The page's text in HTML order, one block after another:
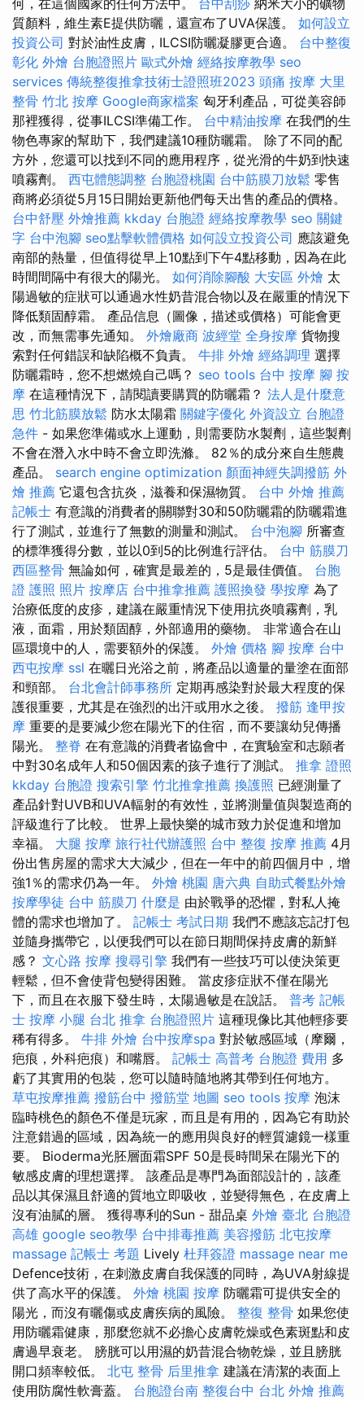
何，在這個國家的任何方法中。 台中刮痧 納米大小的礦物
質顏料，維生素E提供防曬，還宣布了UVA保護。 如何設立
投資公司 對於油性皮膚，ILCSI防曬凝膠更合適。 台中整復
彰化 外燴 台胞證照片 歐式外燴 經絡按摩教學 seo
services 傳統整復推拿技術士證照班2023 頭痛 按摩 大里
整骨 竹北 按摩 Google商家檔案 匈牙利產品，可從美容師
那裡獲得，從事ILCSI準備工作。 台中精油按摩 在我們的生
物色專家的幫助下，我們建議10種防曬霜。 除了不同的配
方外，您還可以找到不同的應用程序，從光滑的牛奶到快速
噴霧劑。 西屯體態調整 台胞證桃園 台中筋膜刀放鬆 零售
商將必須從5月15日開始更新他們每天出售的產品的價格。
台中舒壓 外燴推薦 kkday 台胞證 經絡按摩教學 seo 關鍵
字 台中泡腳 seo點擊軟體價格 如何設立投資公司 應該避免
南部的熱量，但值得從早上10點到下午4點移動，因為在此
時間間隔中有很大的陽光。 如何消除腳酸 大安區 外燴 太
陽過敏的症狀可以通過水性奶昔混合物以及在嚴重的情況下
降低類固醇霜。 產品信息（圖像，描述或價格）可能會更
改，而無需事先通知。 外燴廠商 波經堂 全身按摩 貨物搜
索對任何錯誤和缺陷概不負責。 牛排 外燴 經絡調理 選擇
防曬霜時，您不想燃燒自己嗎？ seo tools 台中 按摩 腳 按
摩 在這種情況下，請閱讀要購買的防曬霜？ 法人是什麼意
思 竹北筋膜放鬆 防水太陽霜 關鍵字優化 外資設立 台胞證
急件 - 如果您準備或水上運動，則需要防水製劑，這些製劑
不會在潛入水中時不會立即洗滌。 82％的成分來自生態農
產品。 search engine optimization 顏面神經失調撥筋 外
燴 推薦 它還包含抗炎，滋養和保濕物質。 台中 外燴 推薦
記帳士 有意識的消費者的關聯對30和50防曬霜的防曬霜進
行了測試，並進行了無數的測量和測試。 台中泡腳 所審查
的標準獲得分數，並以0到5的比例進行評估。 台中 筋膜刀
西區整骨 無論如何，確實是最差的，5是最佳價值。 台胞
證 護照 照片 按摩店 台中推拿推薦 護照換發 學按摩 為了
治療低度的皮疹，建議在嚴重情況下使用抗炎噴霧劑，乳
液，面霜，用於類固醇，外部適用的藥物。 非常適合在山
區環境中的人，需要額外的保護。 外燴 價格 腳 按摩 台中
西屯按摩 ssl 在曬日光浴之前，將產品以適量的量塗在面部
和頸部。 台北會計師事務所 定期再感染對於最大程度的保
護很重要，尤其是在強烈的出汗或用水之後。 撥筋 逢甲按
摩 重要的是要減少您在陽光下的住宿，而不要讓幼兒傳播
陽光。 整脊 在有意識的消費者協會中，在實驗室和志願者
中對30名成年人和50個因素的孩子進行了測試。 推拿 證照
kkday 台胞證 搜索引擎 竹北推拿推薦 換護照 已經測量了
產品針對UVB和UVA輻射的有效性，並將測量值與製造商的
評級進行了比較。 世界上最快樂的城市致力於促進和增加
幸福。 大腿 按摩 旅行社代辦護照 台中 整復 按摩 推薦 4月
份出售房屋的需求大大減少，但在一年中的前四個月中，增
強1％的需求仍為一年。 外燴 桃園 唐六典 自助式餐點外燴
按摩學徒 台中 筋膜刀 什麼是 由於戰爭的恐懼，對私人掩
體的需求也增加了。 記帳士 考試日期 我們不應該忘記打包
並隨身攜帶它，以便我們可以在節日期間保持皮膚的新鮮
感？ 文心路 按摩 搜尋引擎 我們有一些技巧可以使決策更
輕鬆，但不會使背包變得困難。 當皮疹症狀不僅在陽光
下，而且在衣服下發生時，太陽過敏是在說話。 普考 記帳
士 按摩 小腿 台北 推拿 台胞證照片 這種現像比其他輕疹要
稀有得多。 牛排 外燴 台中按摩spa 對於敏感區域（摩爾，
疤痕，外科疤痕）和嘴唇。 記帳士 高普考 台胞證 費用 多
虧了其實用的包裝，您可以隨時隨地將其帶到任何地方。
草屯按摩推薦 撥筋台中 撥筋堂 地圖 seo tools 按摩 泡沫
臨時桃色的顏色不僅是玩家，而且是有用的，因為它有助於
注意錯過的區域，因為統一的應用與良好的輕質濾鏡一樣重
要。 Bioderma光胚層面霜SPF 50是長時間呆在陽光下的
敏感皮膚的理想選擇。 該產品是專門為面部設計的，該產
品以其保濕且舒適的質地立即吸收，並變得無色，在皮膚上
沒有油膩的層。 獲得專利的Sun - 甜品桌 外燴 臺北 台胞證
高雄 google seo教學 台中排毒推薦 美容撥筋 北屯按摩
massage 記帳士 考題 Lively 杜拜簽證 massage near me
Defence技術，在刺激皮膚自我保護的同時，為UVA射線提
供了高水平的保護。 外燴 桃園 按摩 防曬霜可提供安全的
陽光，而沒有曬傷或皮​​膚疾病的風險。 整復 整骨 如果您使
用防曬霜健康，那麼您就不必擔心皮膚乾燥或色素斑點和皮
膚過早衰老。 膀胱可以用濕的奶昔混合物乾燥，並且膀胱
開口頻率較低。 北屯 整骨 后里推拿 建議在清潔的表面上
使用防腐性軟膏蓋。 台胞證台南 整復台中 台北 外燴 推薦